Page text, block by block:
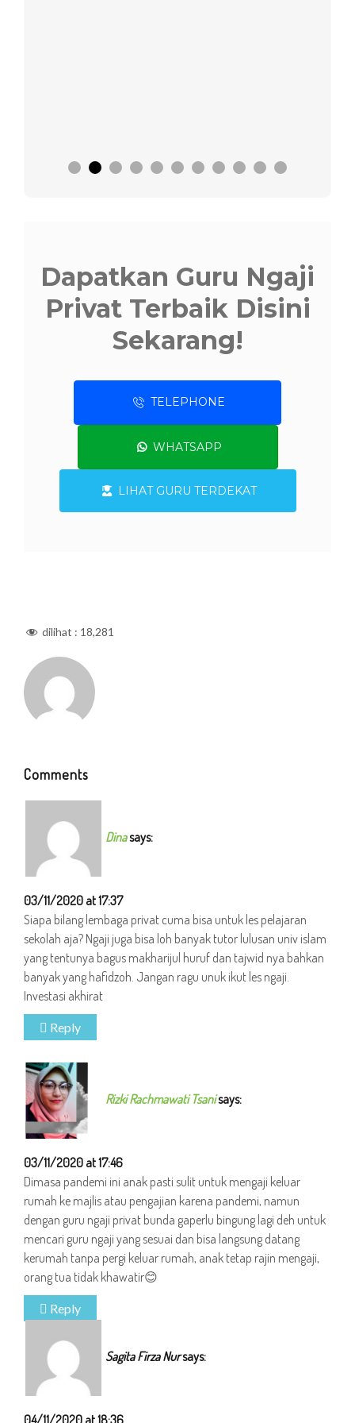
Dapatkan Guru Ngaji
Privat Terbaik Disini
Sekarang!
TELEPHONE
WHATSAPP
LIHAT GURU TERDEKAT
dilihat : 18,281
Comments
Dinasays:
03/11/2020 at 17:37
Siapa bilang lembaga privat cuma bisa untuk les pelajaran
sekolah aja? Ngaji juga bisa loh banyak tutor lulusan univ islam
yang tentunya bagus makharijul huruf dan tajwid nya bahkan
banyak yang hafidzoh. Jangan ragu unuk ikut les ngaji.
Investasi akhirat
Reply
Rizki Rachmawati Tsanisays:
03/11/2020 at 17:46
Dimasa pandemi ini anak pasti sulit untuk mengaji keluar
rumah ke majlis atau pengajian karena pandemi, namun
dengan guru ngaji privat bunda gaperlu bingung lagi deh untuk
mencari guru ngaji yang sesuai dan bisa langsung datang
kerumah tanpa pergi keluar rumah, anak tetap rajin mengaji,
orang tua tidak khawatir😊
Reply
Sagita Firza Nursays: